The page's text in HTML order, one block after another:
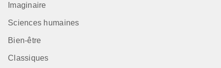
Imaginaire
Sciences humaines
Bien-être
Classiques